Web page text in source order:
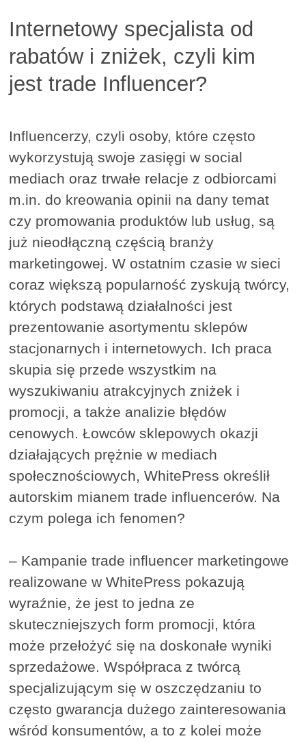
Internetowy specjalista od
rabatów i zniżek, czyli kim
jest trade Influencer?
Influencerzy, czyli osoby, które często
wykorzystują swoje zasięgi w social
mediach oraz trwałe relacje z odbiorcami
m.in. do kreowania opinii na dany temat
czy promowania produktów lub usług, są
już nieodłączną częścią branży
marketingowej. W ostatnim czasie w sieci
coraz większą popularność zyskują twórcy,
których podstawą działalności jest
prezentowanie asortymentu sklepów
stacjonarnych i internetowych. Ich praca
skupia się przede wszystkim na
wyszukiwaniu atrakcyjnych zniżek i
promocji, a także analizie błędów
cenowych. Łowców sklepowych okazji
działających prężnie w mediach
społecznościowych, WhitePress określił
autorskim mianem trade influencerów. Na
czym polega ich fenomen?
– Kampanie trade influencer marketingowe
realizowane w WhitePress pokazują
wyraźnie, że jest to jedna ze
skuteczniejszych form promocji, która
może przełożyć się na doskonałe wyniki
sprzedażowe. Współpraca z twórcą
specjalizującym się w oszczędzaniu to
często gwarancja dużego zainteresowania
wśród konsumentów, a to z kolei może